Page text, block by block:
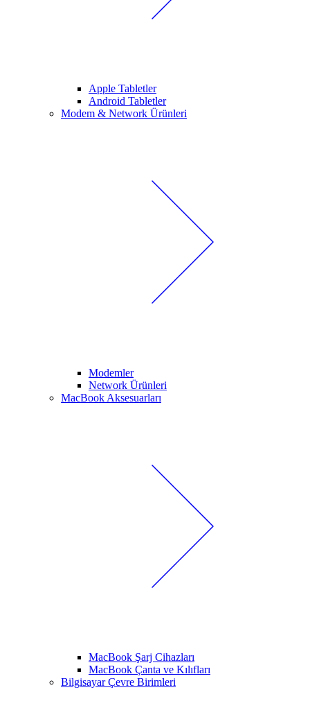
Apple Tabletler
Android Tabletler
Modem & Network Ürünleri
Modemler
Network Ürünleri
MacBook Aksesuarları
MacBook Şarj Cihazları
MacBook Çanta ve Kılıfları
Bilgisayar Çevre Birimleri